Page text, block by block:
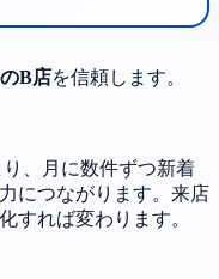
B店を信頼します。
、月に数件ずつ新着
につながります。来店
すれば変わります。